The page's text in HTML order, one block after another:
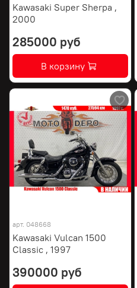
Kawasaki Super Sherpa ,
2000
285000 руб
В корзину
арт. 048668
Kawasaki Vulcan 1500
Classic , 1997
390000 руб